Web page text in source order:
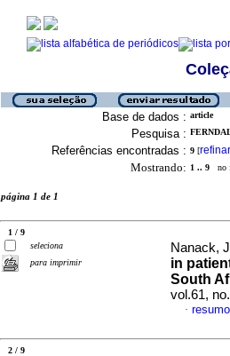
Base de dados : article
Pesquisa :
Referências encontradas : 9 [refinar
Mostrando: 1 .. 9 no
página 1 de 1
1 / 9
seleciona
para imprimir
Nanack,
in
South
vol.61,
·
2 / 9